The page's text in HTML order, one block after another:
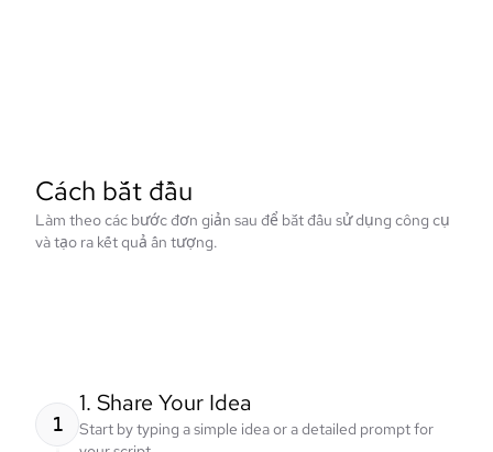
Cách bắt đầu
Làm theo các bước đơn giản sau để bắt đầu sử dụng công cụ
và tạo ra kết quả ấn tượng.
1
1. Share Your Idea
Start by typing a simple idea or a detailed prompt for